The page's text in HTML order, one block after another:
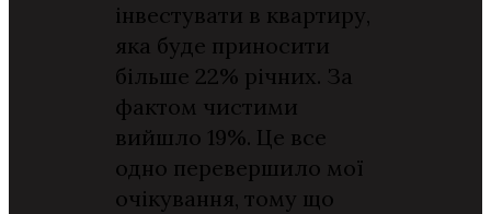
інвестувати в квартиру,
яка буде приносити
більше 22% річних. За
фактом чистими
вийшло 19%. Це все
одно перевершило мої
очікування, тому що